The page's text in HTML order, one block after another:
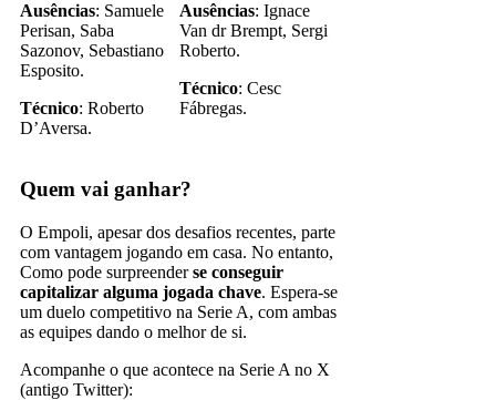
Ausências: Samuele
Perisan, Saba
Sazonov, Sebastiano
Esposito.
Técnico: Roberto
D’Aversa.
Ausências: Ignace
Van dr Brempt, Sergi
Roberto.
Técnico: Cesc
Fábregas.
Quem vai ganhar?
O Empoli, apesar dos desafios recentes, parte
com vantagem jogando em casa. No entanto,
Como pode surpreenderse conseguir
capitalizar alguma jogada chave. Espera-se
um duelo competitivo na Serie A, com ambas
as equipes dando o melhor de si.
Acompanhe o que acontece na Serie A no X
(antigo Twitter):